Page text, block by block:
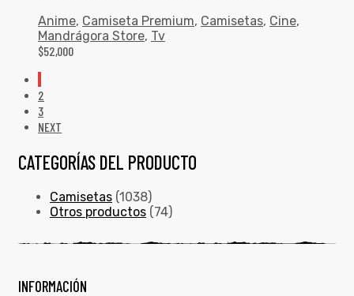
Anime, Camiseta Premium, Camisetas, Cine,
Mandrágora Store, Tv
$52,000
2
3
NEXT
CATEGORÍAS DEL PRODUCTO
Camisetas (1038)
Otros productos (74)
INFORMACIÓN